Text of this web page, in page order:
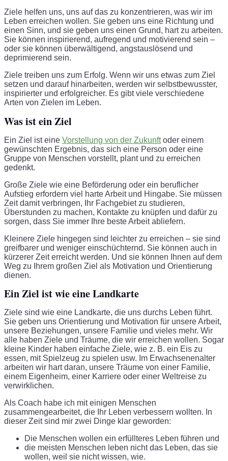
Ziele helfen uns, uns auf das zu konzentrieren, was wir im
Leben erreichen wollen. Sie geben uns eine Richtung und
einen Sinn, und sie geben uns einen Grund, hart zu arbeiten.
Sie können inspirierend, aufregend und motivierend sein –
oder sie können überwältigend, angstauslösend und
deprimierend sein.
Ziele treiben uns zum Erfolg. Wenn wir uns etwas zum Ziel
setzen und darauf hinarbeiten, werden wir selbstbewusster,
inspirierter und erfolgreicher. Es gibt viele verschiedene
Arten von Zielen im Leben.
Was ist ein Ziel
Ein Ziel ist eine Vorstellung von der Zukunftoder einem
gewünschten Ergebnis, das sich eine Person oder eine
Gruppe von Menschen vorstellt, plant und zu erreichen
gedenkt.
Große Ziele wie eine Beförderung oder ein beruflicher
Aufstieg erfordern viel harte Arbeit und Hingabe. Sie müssen
Zeit damit verbringen, Ihr Fachgebiet zu studieren,
Überstunden zu machen, Kontakte zu knüpfen und dafür zu
sorgen, dass Sie immer Ihre beste Arbeit abliefern.
Kleinere Ziele hingegen sind leichter zu erreichen – sie sind
greifbarer und weniger einschüchternd. Sie können auch in
kürzerer Zeit erreicht werden. Und sie können Ihnen auf dem
Weg zu Ihrem großen Ziel als Motivation und Orientierung
dienen.
Ein Ziel ist wie eine Landkarte
Ziele sind wie eine Landkarte, die uns durchs Leben führt.
Sie geben uns Orientierung und Motivation für unsere Arbeit,
unsere Beziehungen, unsere Familie und vieles mehr. Wir
alle haben Ziele und Träume, die wir erreichen wollen. Sogar
kleine Kinder haben einfache Ziele, wie z. B. ein Eis zu
essen, mit Spielzeug zu spielen usw. Im Erwachsenenalter
arbeiten wir hart daran, unsere Träume von einer Familie,
einem Eigenheim, einer Karriere oder einer Weltreise zu
verwirklichen.
Als Coach habe ich mit einigen Menschen
zusammengearbeitet, die Ihr Leben verbessern wollten. In
dieser Zeit sind mir zwei Dinge klar geworden:
Die Menschen wollen ein erfüllteres Leben führen und
die meisten Menschen leben nicht das Leben, das sie
wollen, weil sie nicht wissen, wie.